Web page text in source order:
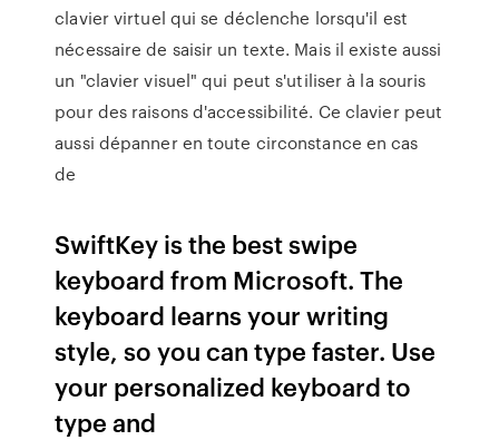
clavier virtuel qui se déclenche lorsqu'il est
nécessaire de saisir un texte. Mais il existe aussi
un "clavier visuel" qui peut s'utiliser à la souris
pour des raisons d'accessibilité. Ce clavier peut
aussi dépanner en toute circonstance en cas
de
SwiftKey is the best swipe
keyboard from Microsoft. The
keyboard learns your writing
style, so you can type faster. Use
your personalized keyboard to
type and